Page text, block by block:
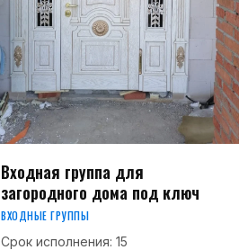
Входная группа для
загородного дома под ключ
ВХОДНЫЕ ГРУППЫ
Срок исполнения: 15